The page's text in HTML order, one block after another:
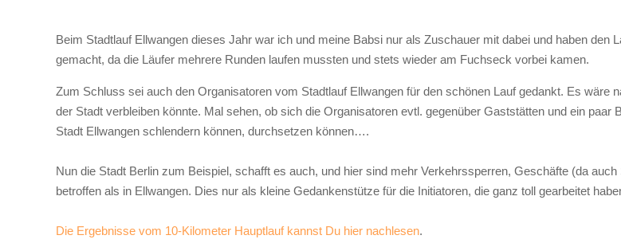
Beim Stadtlauf Ellwangen dieses Jahr war ich und meine Babsi nur als Zuschauer mit dabei und haben
gemacht, da die Läufer mehrere Runden laufen mussten und stets wieder am Fuchseck vorbei kamen.
Zum Schluss sei auch den Organisatoren vom Stadtlauf Ellwangen für den schönen Lauf gedankt. Es wäre
der Stadt verbleiben könnte. Mal sehen, ob sich die Organisatoren evtl. gegenüber Gaststätten und ein
Stadt Ellwangen schlendern können, durchsetzen können….
Nun die Stadt Berlin zum Beispiel, schafft es auch, und hier sind mehr Verkehrssperren, Geschäfte (da
betroffen als in Ellwangen. Dies nur als kleine Gedankenstütze für die Initiatoren, die ganz toll gearbeitet
Die Ergebnisse vom 10-Kilometer Hauptlauf kannst Du hier nachlesen.